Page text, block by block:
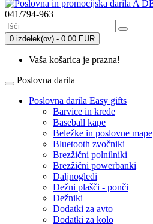
041/794-963
0 izdelek(ov) - 0.00 EUR
Vaša košarica je prazna!
Poslovna darila
Poslovna darila Easy gifts
Barvice in krede
Baseball kape
Beležke in poslovne mape
Bluetooth zvočniki
Brezžični polnilniki
Brezžični powerbanki
Daljnogledi
Dežni plašči - ponči
Dežniki
Dodatki za avto
Dodatki za kolo